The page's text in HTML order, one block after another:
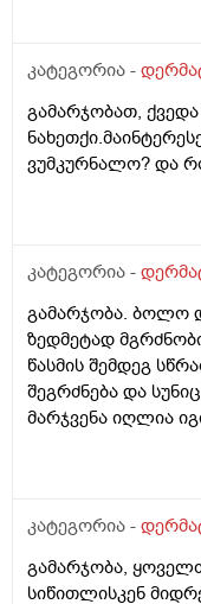
და დაემატა
არ ვისმევ მაგრამ
ზუსტად რა მჭირს
უარესი არ
კატეგორია -
გამარჯობათ,
ვუმკურნალო? და
კატეგორია -
გამარჯობა. ბოლო
ზედმეტად
წასმის შემდეგ
შეგრძნება და
მარჯვენა იღლია
ტკივილი არ
კანის
როგორი ტიპის
კატეგორია -
გამარჯობა,
სიწითლისკენ